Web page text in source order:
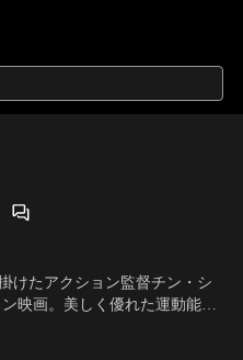
けたアクション監督チン・シ
映画。美しく優れた運動能力